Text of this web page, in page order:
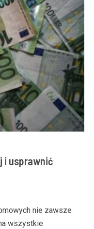
i usprawnić
nie zawsze
wszystkie